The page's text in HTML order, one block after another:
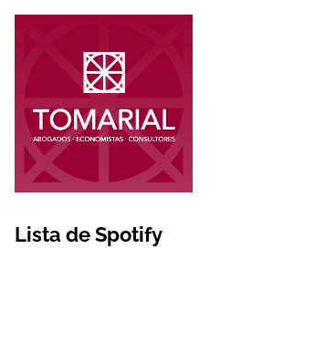
Lista de Spotify